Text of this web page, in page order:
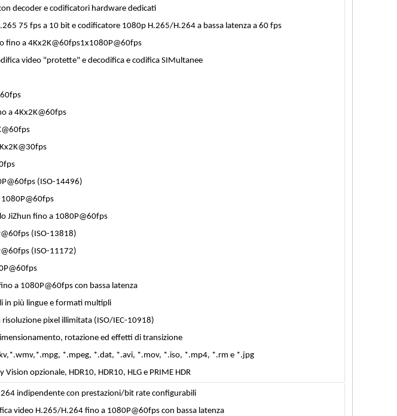
decoder e codificatori hardware dedicati
75 fps a 10 bit e codificatore 1080p H.265/H.264 a bassa latenza a 60 fps
fino a 4Kx2K@60fps1x1080P@60fps
video "protette" e decodifica e codifica SIMultanee
a 4Kx2K@60fps
(ISO-14496)
JiZhun fino a 1080P@60fps
(ISO-13818)
(ISO-11172)
a 1080P@60fps con bassa latenza
in più lingue e formati multipli
risoluzione pixel illimitata (ISO/IEC-10918)
rotazione ed effetti di transizione
*.mpeg, *.dat, *.avi, *.mov, *.iso, *.mp4, *.rm e *.jpg
opzionale, HDR10, HDR10, HLG e PRIME HDR
indipendente con prestazioni/bit rate configurabili
video H.265/H.264 fino a 1080P@60fps con bassa latenza